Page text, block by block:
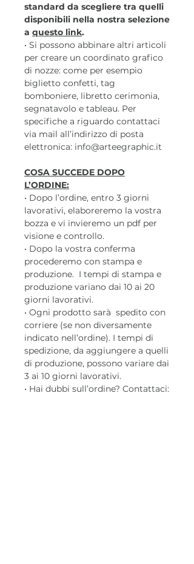
standard da scegliere tra quelli
disponibili nella nostra selezione
a questo link.
• Si possono abbinare altri articoli
per creare un coordinato grafico
di nozze: come per esempio
biglietto confetti, tag
bomboniere, libretto cerimonia,
segnatavolo e tableau. Per
specifiche a riguardo contattaci
via mail all’indirizzo di posta
elettronica: info@arteegraphic.it
COSA SUCCEDE DOPO
L’ORDINE:
• Dopo l’ordine, entro 3 giorni
lavorativi, elaboreremo la vostra
bozza e vi invieremo un pdf per
visione e controllo.
• Dopo la vostra conferma
procederemo con stampa e
produzione. I tempi di stampa e
produzione variano dai 10 ai 20
giorni lavorativi.
• Ogni prodotto sarà spedito con
corriere (se non diversamente
indicato nell’ordine). I tempi di
spedizione, da aggiungere a quelli
di produzione, possono variare dai
3 ai 10 giorni lavorativi.
• Hai dubbi sull’ordine? Contattaci: